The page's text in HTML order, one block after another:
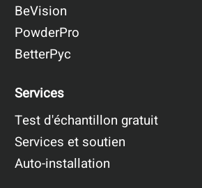
BeVision
PowderPro
BetterPyc
Services
Test d'échantillon gratuit
Services et soutien
Auto-installation